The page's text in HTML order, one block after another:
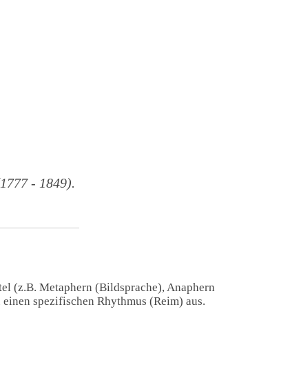
- 1849).
(z.B. Metaphern (Bildsprache), Anaphern
spezifischen Rhythmus (Reim) aus.